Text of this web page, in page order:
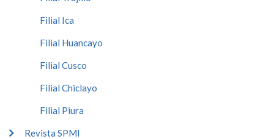
Filial Ica
Filial Huancayo
Filial Cusco
Filial Chiclayo
Filial Piura
Revista SPMI